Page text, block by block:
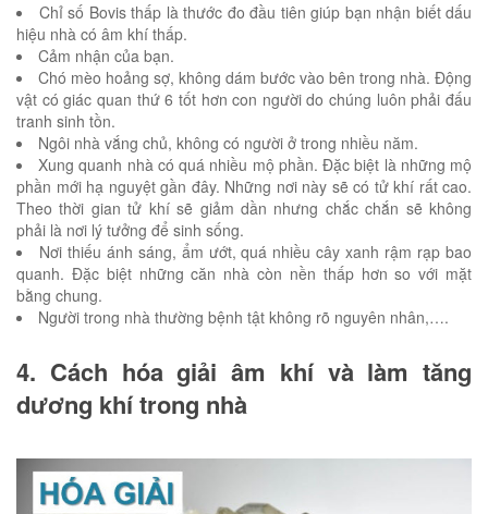
Chỉ số Bovis thấp là thước đo đầu tiên giúp bạn nhận biết dấu
hiệu nhà có âm khí thấp.
Cảm nhận của bạn.
Chó mèo hoảng sợ, không dám bước vào bên trong nhà. Động
vật có giác quan thứ 6 tốt hơn con người do chúng luôn phải đấu
tranh sinh tồn.
Ngôi nhà vắng chủ, không có người ở trong nhiều năm.
Xung quanh nhà có quá nhiều mộ phần. Đặc biệt là những mộ
phần mới hạ nguyệt gần đây. Những nơi này sẽ có tử khí rất cao.
Theo thời gian tử khí sẽ giảm dần nhưng chắc chắn sẽ không
phải là nơi lý tưởng để sinh sống.
Nơi thiếu ánh sáng, ẩm ướt, quá nhiều cây xanh rậm rạp bao
quanh. Đặc biệt những căn nhà còn nền thấp hơn so với mặt
bằng chung.
Người trong nhà thường bệnh tật không rõ nguyên nhân,….
4. Cách hóa giải âm khí và làm tăng
dương khí trong nhà